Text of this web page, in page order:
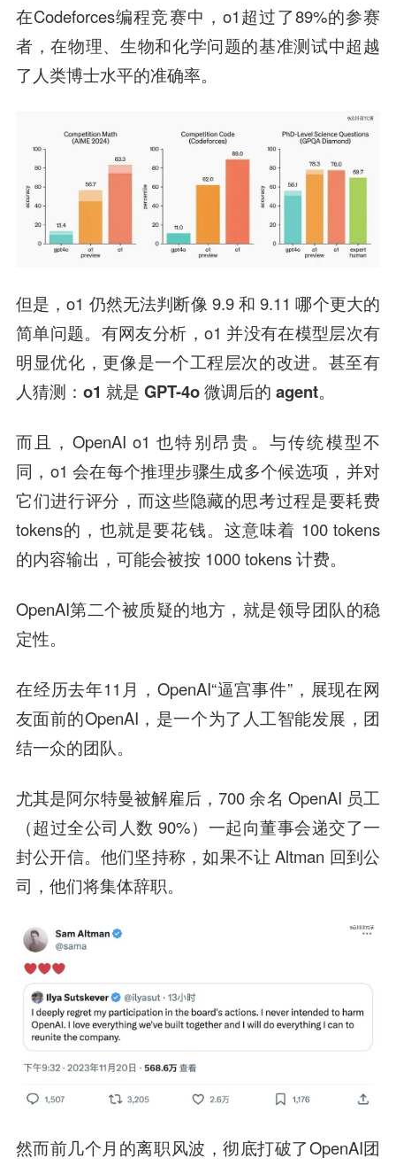
在Codeforces编程竞赛中，o1超过了89%的参赛
者，在物理、生物和化学问题的基准测试中超越
了人类博士水平的准确率。
但是，o1 仍然无法判断像 9.9 和 9.11 哪个更大的
简单问题。有网友分析，o1 并没有在模型层次有
明显优化，更像是一个工程层次的改进。甚至有
人猜测： o1 就是 GPT-4o 微调后的 agent。
而且，OpenAI o1 也特别昂贵。与传统模型不
同，o1 会在每个推理步骤生成多个候选项，并对
它们进行评分，而这些隐藏的思考过程是要耗费
tokens的，也就是要花钱。这意味着 100 tokens
的内容输出，可能会被按 1000 tokens 计费。
OpenAI第二个被质疑的地方，就是领导团队的稳
定性。
在经历去年11月，OpenAI“逼宫事件”，展现在网
友面前的OpenAI，是一个为了人工智能发展，团
结一众的团队。
尤其是阿尔特曼被解雇后，700 余名 OpenAI 员工
（超过全公司人数 90%）一起向董事会递交了一
封公开信。他们坚持称，如果不让 Altman 回到公
司，他们将集体辞职。
然而前几个月的离职风波，彻底打破了OpenAI团